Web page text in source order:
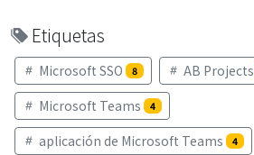
Etiquetas
Microsoft SSO 8 AB Projects
Microsoft Teams 4
aplicación de Microsoft Teams 4